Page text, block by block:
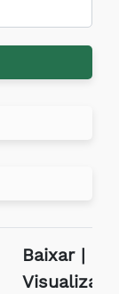
Baixar |
Visualizar